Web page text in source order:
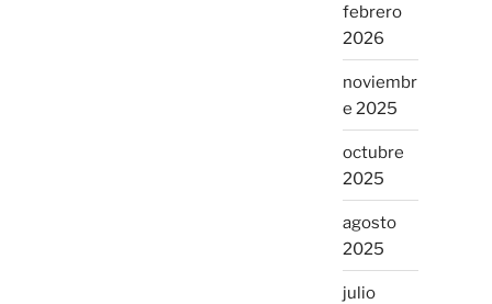
febrero
2026
noviembr
e 2025
octubre
2025
agosto
2025
julio